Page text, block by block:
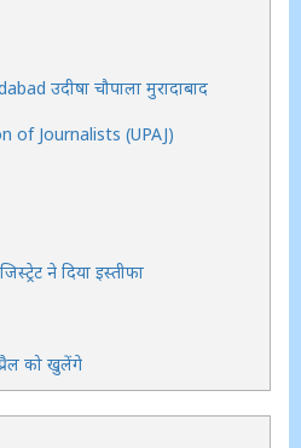
उदीषा चौपाला मुरादाबाद
of Journalists (UPAJ)
ने दिया इस्तीफा
को खुलेंगे